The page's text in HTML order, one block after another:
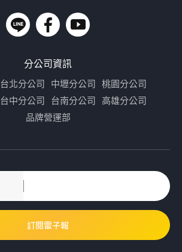
分公司資訊
台北分公司 中壢分公司 桃園分公司
台中分公司 台南分公司 高雄分公司
品牌營運部